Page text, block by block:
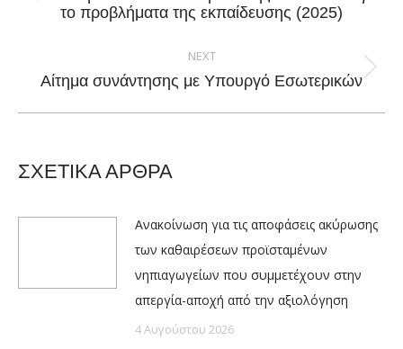
το προβλήματα της εκπαίδευσης (2025)
NEXT
Next
Αίτημα συνάντησης με Υπουργό Εσωτερικών
ΣΧΕΤΙΚΑ ΑΡΘΡΑ
Ανακοίνωση για τις αποφάσεις ακύρωσης
των καθαιρέσεων προϊσταμένων
νηπιαγωγείων που συμμετέχουν στην
απεργία-αποχή από την αξιολόγηση
4 Αυγούστου 2026